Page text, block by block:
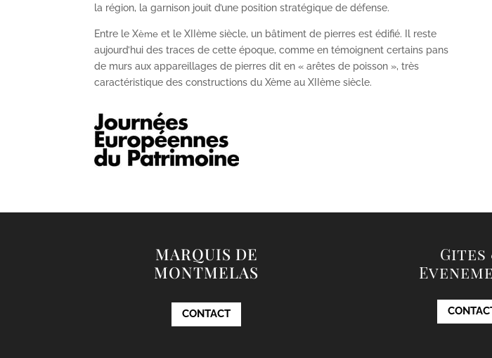
la région, la garnison jouit d’une position stratégique de défense.
Entre le Xème et le XIIème siècle, un bâtiment de pierres est édifié. Il reste
aujourd’hui des traces de cette époque, comme en témoignent certains pans
de murs aux appareillages de pierres dit en « arêtes de poisson », très
caractéristique des constructions du Xème au XIIème siècle.
MARQUIS DE
MONTMELAS
CONTACT
Gites